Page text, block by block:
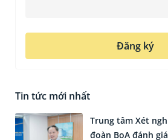
Đăng ký
Tin tức mới nhất
Trung tâm Xét
đoàn BoA đánh